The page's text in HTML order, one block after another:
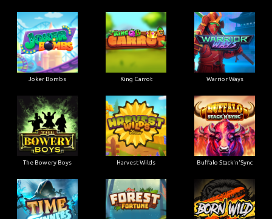
Joker Bombs King Carrot Warrior Ways
The Bowery Boys Harvest Wilds Buffalo Stack'n'Sync